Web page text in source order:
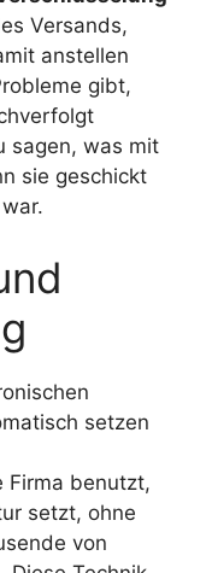
Versands,
anstellen
gibt,
sagen, was mit
sie geschickt
setzen
Firma benutzt,
setzt, ohne
von